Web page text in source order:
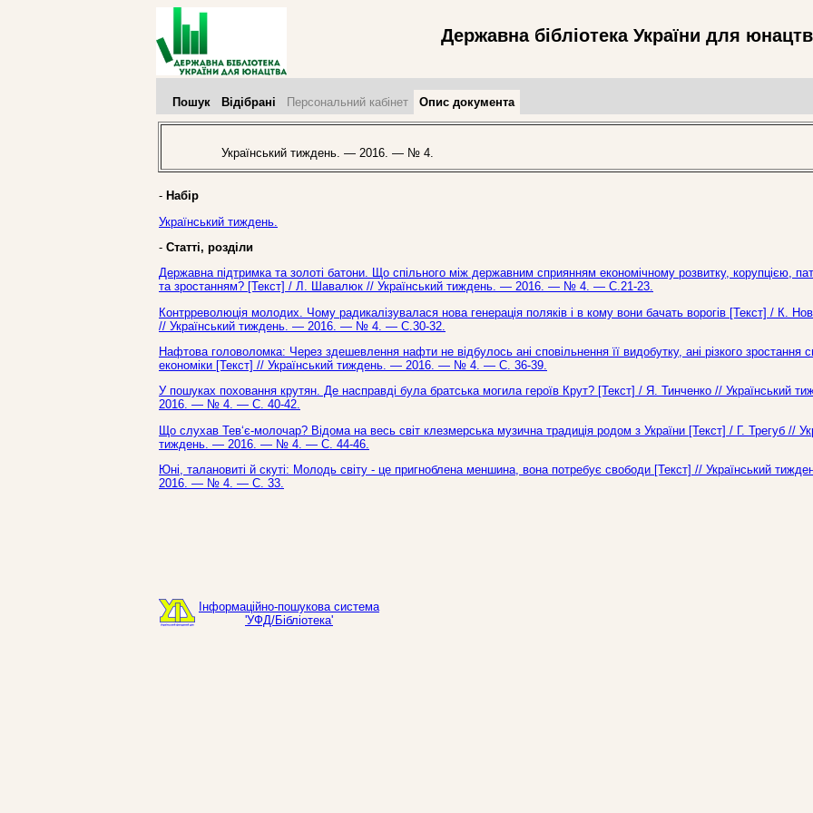
Державна бібліотека України для
Пошук Відібрані Персональний кабінет Опис документа
Український тиждень. — 2016. — № 4.
- Набір
Український тиждень.
- Статті, розділи
Державна підтримка та золоті батони. Що спільного між державним сприянням економічному розвитку, корупцією,
та зростанням? [Текст] / Л. Шавалюк // Український тиждень. — 2016. — № 4. — С.21-23.
Контрреволюція молодих. Чому радикалізувалася нова генерація поляків і в кому вони бачать ворогів [Текст] / К.
// Український тиждень. — 2016. — № 4. — С.30-32.
Нафтова головоломка: Через здешевлення нафти не відбулось ані сповільнення її видобутку, ані різкого зростання
економіки [Текст] // Український тиждень. — 2016. — № 4. — С. 36-39.
У пошуках поховання крутян. Де насправді була братська могила героїв Крут? [Текст] / Я. Тинченко // Український
2016. — № 4. — С. 40-42.
Що слухав Тев‘є-молочар? Відома на весь світ клезмерська музична традиція родом з України [Текст] / Г. Трегуб //
тиждень. — 2016. — № 4. — С. 44-46.
Юні, талановиті й скуті: Молодь світу - це пригноблена меншина, вона потребує свободи [Текст] // Український
2016. — № 4. — С. 33.
Інформаційно-пошукова система
'УФД/Бібліотека'